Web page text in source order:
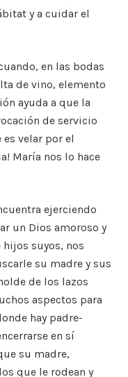
y a cuidar el
en las bodas
de vino, elemento
ayuda a que la
de servicio
es velar por el
María nos lo hace
ejerciendo
un Dios amoroso y
suyos, nos
su madre y sus
de los lazos
aspectos para
hay padre-
en sí
su madre,
que le rodean y